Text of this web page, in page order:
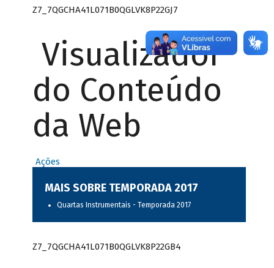
Z7_7QGCHA41L071B0QGLVK8P22GJ7
Visualizador
do Conteúdo
da Web
Ações
MAIS SOBRE TEMPORADA 2017
Quartas Instrumentais - Temporada 2017
Z7_7QGCHA41L071B0QGLVK8P22GB4